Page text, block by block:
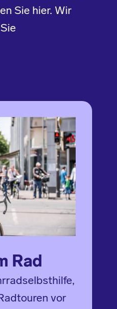
Sie hier. Wir
Rad
vor